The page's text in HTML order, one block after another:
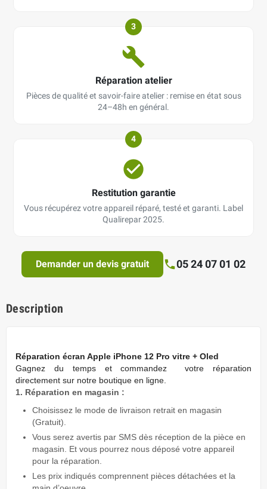
3
Réparation atelier
Pièces de qualité et savoir-faire atelier : remise en état sous
24–48h en général.
4
Restitution garantie
Vous récupérez votre appareil réparé, testé et garanti. Label
Qualirepar 2025.
Demander un devis gratuit 05 24 07 01 02
Description
Réparation écran Apple iPhone 12 Pro vitre + Oled
Gagnez du temps et commandez votre réparation
directement sur notre boutique en ligne.
1. Réparation en magasin :
Choisissez le mode de livraison retrait en magasin
(Gratuit).
Vous serez avertis par SMS dès réception de la pièce en
magasin. Et vous pourrez nous déposé votre appareil
pour la réparation.
Les prix indiqués comprennent pièces détachées et la